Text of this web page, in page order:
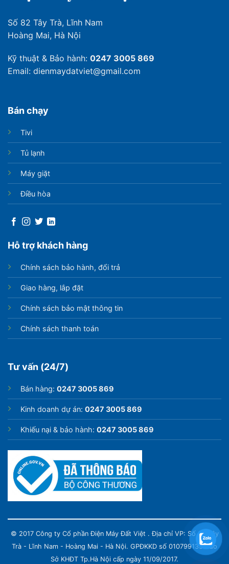
Số 82 Tây Trà, Lĩnh Nam
Hoàng Mai, Hà Nội
Kỹ thuật & Bảo hành: 0247 3005 869
Email: dienmaydatviet@gmail.com
Bán chạy
Tivi
Tủ lạnh
Máy giặt
Điều hòa
Hỗ trợ khách hàng
Chính sách bảo hành, đổi trả
Giao hàng, lắp đặt
Chính sách bảo mật thông tin
Chính sách thanh toán
Tư vấn (24/7)
Bán hàng: 0247 3005 869
Kinh doanh dự án: 0247 3005 869
Khiếu nại & bảo hành: 0247 3005 869
© 2017 Công ty Cổ phần Điện Máy Đất Việt . Địa chỉ VP: Số 82 Tây
Trà - Lĩnh Nam - Hoàng Mai - Hà Nội. GPĐKKD số 0107991339 do
Sở KHĐT Tp.Hà Nội cấp ngày 11/09/2017.